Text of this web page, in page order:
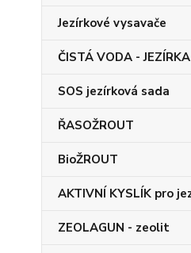
Jezírkové vysavače
ČISTÁ VODA - JEZÍRKA
SOS jezírková sada
ŘASOŽROUT
BioŽROUT
AKTIVNÍ KYSLÍK pro
ZEOLAGUN - zeolit